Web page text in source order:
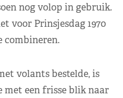
nog volop in gebruik.
voor Prinsjesdag 1970
combineren.
volants bestelde, is
met een frisse blik naar